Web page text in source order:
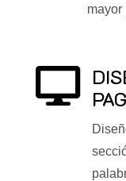
mayor
